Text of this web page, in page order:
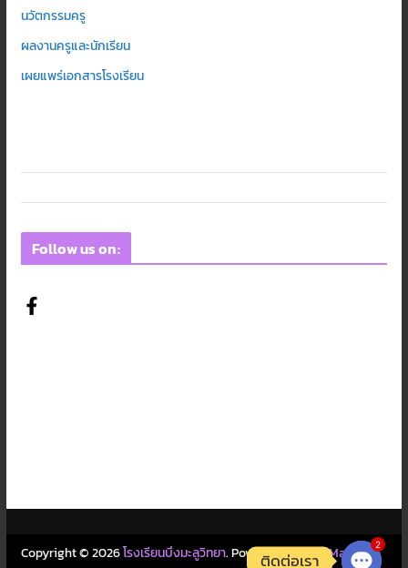
นวัตกรรมครู
ผลงานครูและนักเรียน
เผยแพร่เอกสารโรงเรียน
Follow us on:
Copyright © 2026โรงเรียนบึงมะลูวิทยา. Powered byColorMagand
ติดต่อเรา
2